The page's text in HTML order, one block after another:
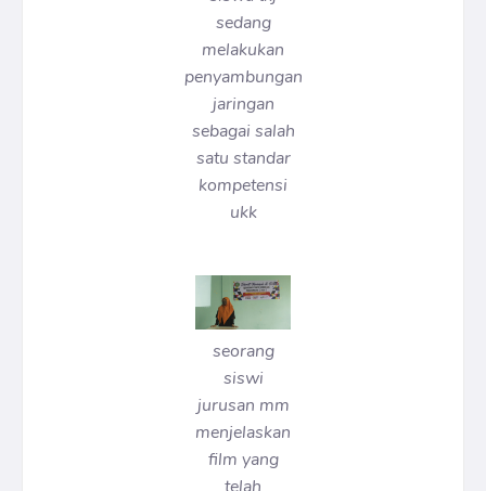
sedang
melakukan
penyambungan
jaringan
sebagai salah
satu standar
kompetensi
ukk
seorang
siswi
jurusan mm
menjelaskan
film yang